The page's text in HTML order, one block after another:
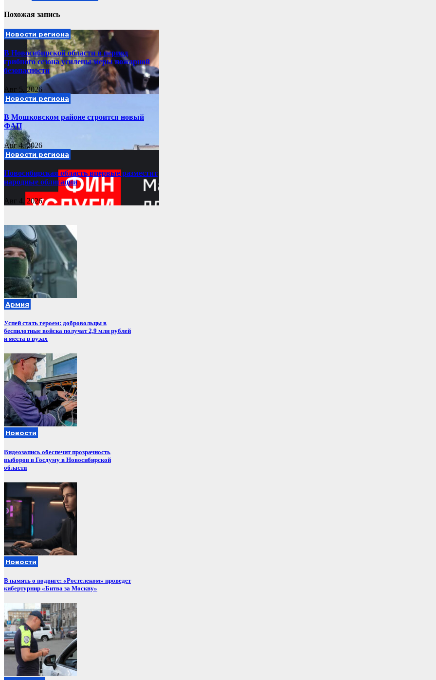
Похожая запись
Новости региона
В Новосибирской области в период
грибного сезона усилены меры пожарной
безопасности
Авг 5, 2026
Новости региона
В Мошковском районе строится новый
ФАП
Авг 4, 2026
Новости региона
Новосибирская область впервые разместит
народные облигации
Авг 4, 2026
Армия
Успей стать героем: добровольцы в
беспилотные войска получат 2,9 млн рублей
и места в вузах
Новости
Видеозапись обеспечит прозрачность
выборов в Госдуму в Новосибирской
области
Новости
В память о подвиге: «Ростелеком» проведет
кибертурнир «Битва за Москву»